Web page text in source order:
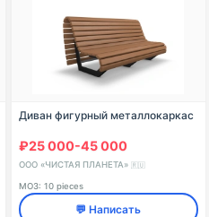
Диван фигурный металлокаркас
₽25 000-45 000
ООО «ЧИСТАЯ ПЛАНЕТА» 🇷🇺
МОЗ: 10 pieces
💬 Написать